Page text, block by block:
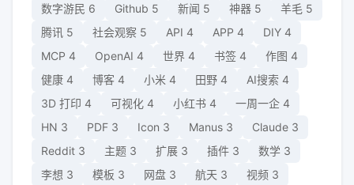
数字游民 6 Github 5 新闻 5 神器 5 羊毛 5
腾讯 5 社会观察 5 API 4 APP 4 DIY 4
MCP 4 OpenAI 4 世界 4 书签 4 作图 4
健康 4 博客 4 小米 4 田野 4 AI搜索 4
3D 打印 4 可视化 4 小红书 4 一周一企 4
HN 3 PDF 3 Icon 3 Manus 3 Claude 3
Reddit 3 主题 3 扩展 3 插件 3 数学 3
李想 3 模板 3 网盘 3 航天 3 视频 3